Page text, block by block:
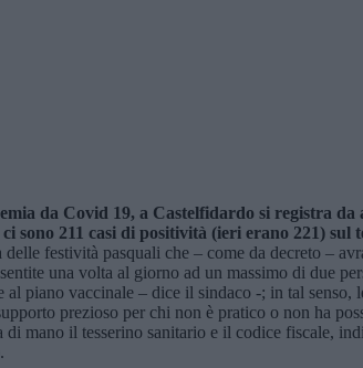
da Covid 19, a Castelfidardo si registra
sono 211 casi di positività (ieri erano 221)
festività pasquali che – come da decreto –
una volta al giorno ad un massimo di due
piano vaccinale – dice il sindaco -; in tal
prezioso per chi non è pratico o non ha
mano il tesserino sanitario e il codice fiscale,